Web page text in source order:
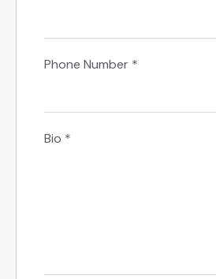
Phone Number *
Bio *